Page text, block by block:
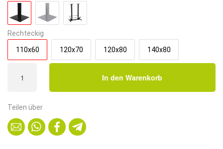
Rechteckig
110x60 120x70 120x80 140x80
Stehtisch
cm
Eiche
Artisan
In den Warenkorb
Teilen über